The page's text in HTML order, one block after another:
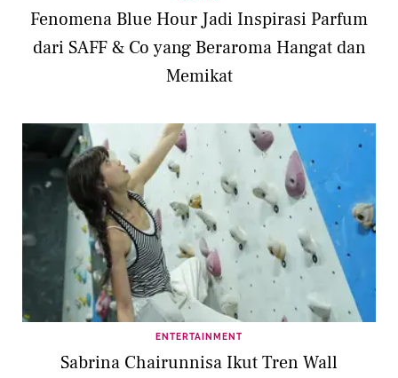
Fenomena Blue Hour Jadi Inspirasi Parfum
dari SAFF & Co yang Beraroma Hangat dan
Memikat
ENTERTAINMENT
Sabrina Chairunnisa Ikut Tren Wall